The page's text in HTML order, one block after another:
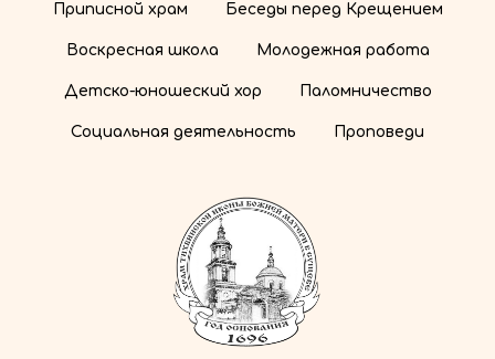
Приписной храм Беседы перед Крещением
Воскресная школа Молодежная работа
Детско-юношеский хор Паломничество
Социальная деятельность Проповеди